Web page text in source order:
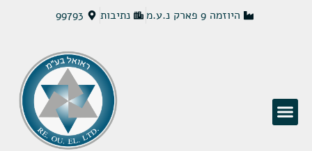
היוזמה 9 פארק נ.ע.מ נתיבות 99793